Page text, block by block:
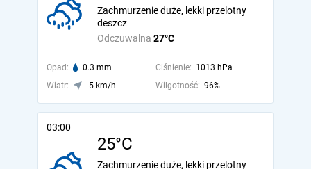
Odczuwalna 27°C
Zachmurzenie duże, lekki przelotny
deszcz
Opad: 0.3 mm Ciśnienie: 1013 hPa
Wiatr:
5 km/h Wilgotność: 96%
03:00
25°C
Zachmurzenie duże, lekki przelotny